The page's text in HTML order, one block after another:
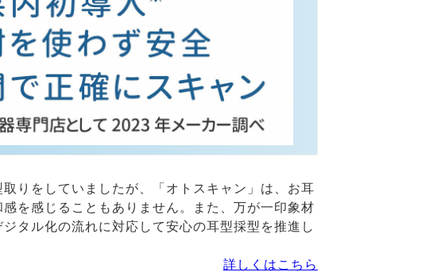
りをしていましたが、「オトスキャン」は、お耳
を感じることもありません。また、万が一印象材
タル化の流れに対応して安心の耳型採型を推進し
詳しくはこちら